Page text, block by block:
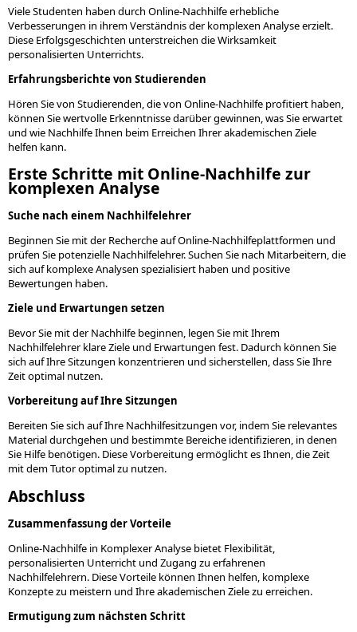
Viele Studenten haben durch Online-Nachhilfe erhebliche
Verbesserungen in ihrem Verständnis der komplexen Analyse erzielt.
Diese Erfolgsgeschichten unterstreichen die Wirksamkeit
personalisierten Unterrichts.
Erfahrungsberichte von Studierenden
Hören Sie von Studierenden, die von Online-Nachhilfe profitiert haben,
können Sie wertvolle Erkenntnisse darüber gewinnen, was Sie erwartet
und wie Nachhilfe Ihnen beim Erreichen Ihrer akademischen Ziele
helfen kann.
Erste Schritte mit Online-Nachhilfe zur
komplexen Analyse
Suche nach einem Nachhilfelehrer
Beginnen Sie mit der Recherche auf Online-Nachhilfeplattformen und
prüfen Sie potenzielle Nachhilfelehrer. Suchen Sie nach Mitarbeitern, die
sich auf komplexe Analysen spezialisiert haben und positive
Bewertungen haben.
Ziele und Erwartungen setzen
Bevor Sie mit der Nachhilfe beginnen, legen Sie mit Ihrem
Nachhilfelehrer klare Ziele und Erwartungen fest. Dadurch können Sie
sich auf Ihre Sitzungen konzentrieren und sicherstellen, dass Sie Ihre
Zeit optimal nutzen.
Vorbereitung auf Ihre Sitzungen
Bereiten Sie sich auf Ihre Nachhilfesitzungen vor, indem Sie relevantes
Material durchgehen und bestimmte Bereiche identifizieren, in denen
Sie Hilfe benötigen. Diese Vorbereitung ermöglicht es Ihnen, die Zeit
mit dem Tutor optimal zu nutzen.
Abschluss
Zusammenfassung der Vorteile
Online-Nachhilfe in Komplexer Analyse bietet Flexibilität,
personalisierten Unterricht und Zugang zu erfahrenen
Nachhilfelehrern. Diese Vorteile können Ihnen helfen, komplexe
Konzepte zu meistern und Ihre akademischen Ziele zu erreichen.
Ermutigung zum nächsten Schritt